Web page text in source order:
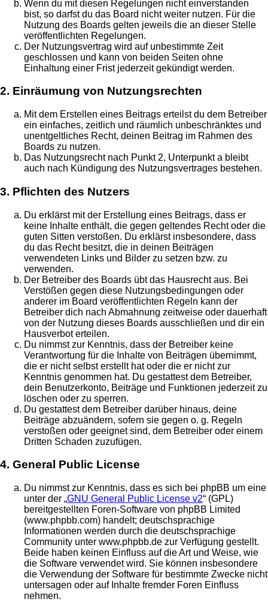
Wenn du mit diesen Regelungen nicht einverstanden
bist, so darfst du das Board nicht weiter nutzen. Für die
Nutzung des Boards gelten jeweils die an dieser Stelle
veröffentlichten Regelungen.
Der Nutzungsvertrag wird auf unbestimmte Zeit
geschlossen und kann von beiden Seiten ohne
Einhaltung einer Frist jederzeit gekündigt werden.
2. Einräumung von Nutzungsrechten
Mit dem Erstellen eines Beitrags erteilst du dem Betreiber
ein einfaches, zeitlich und räumlich unbeschränktes und
unentgeltliches Recht, deinen Beitrag im Rahmen des
Boards zu nutzen.
Das Nutzungsrecht nach Punkt 2, Unterpunkt a bleibt
auch nach Kündigung des Nutzungsvertrages bestehen.
3. Pflichten des Nutzers
Du erklärst mit der Erstellung eines Beitrags, dass er
keine Inhalte enthält, die gegen geltendes Recht oder die
guten Sitten verstoßen. Du erklärst insbesondere, dass
du das Recht besitzt, die in deinen Beiträgen
verwendeten Links und Bilder zu setzen bzw. zu
verwenden.
Der Betreiber des Boards übt das Hausrecht aus. Bei
Verstößen gegen diese Nutzungsbedingungen oder
anderer im Board veröffentlichten Regeln kann der
Betreiber dich nach Abmahnung zeitweise oder dauerhaft
von der Nutzung dieses Boards ausschließen und dir ein
Hausverbot erteilen.
Du nimmst zur Kenntnis, dass der Betreiber keine
Verantwortung für die Inhalte von Beiträgen übernimmt,
die er nicht selbst erstellt hat oder die er nicht zur
Kenntnis genommen hat. Du gestattest dem Betreiber,
dein Benutzerkonto, Beiträge und Funktionen jederzeit zu
löschen oder zu sperren.
Du gestattest dem Betreiber darüber hinaus, deine
Beiträge abzuändern, sofern sie gegen o. g. Regeln
verstoßen oder geeignet sind, dem Betreiber oder einem
Dritten Schaden zuzufügen.
4. General Public License
Du nimmst zur Kenntnis, dass es sich bei phpBB um eine
unter der „GNU General Public License v2“ (GPL)
bereitgestellten Foren-Software von phpBB Limited
(www.phpbb.com) handelt; deutschsprachige
Informationen werden durch die deutschsprachige
Community unter www.phpbb.de zur Verfügung gestellt.
Beide haben keinen Einfluss auf die Art und Weise, wie
die Software verwendet wird. Sie können insbesondere
die Verwendung der Software für bestimmte Zwecke nicht
untersagen oder auf Inhalte fremder Foren Einfluss
nehmen.